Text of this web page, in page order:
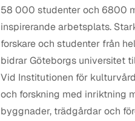
58 000 studenter och 6800
inspirerande arbetsplats.
forskare och studenter från
bidrar Göteborgs universitet
Vid Institutionen för
och forskning med inriktning
byggnader, trädgårdar och